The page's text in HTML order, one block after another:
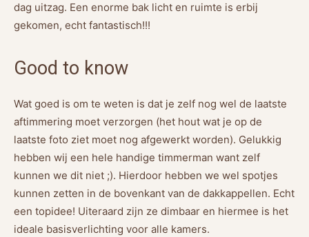
dag uitzag. Een enorme bak licht en ruimte is erbij
gekomen, echt fantastisch!!!
Good to know
Wat goed is om te weten is dat je zelf nog wel de laatste
aftimmering moet verzorgen (het hout wat je op de
laatste foto ziet moet nog afgewerkt worden). Gelukkig
hebben wij een hele handige timmerman want zelf
kunnen we dit niet ;). Hierdoor hebben we wel spotjes
kunnen zetten in de bovenkant van de dakkappellen. Echt
een topidee! Uiteraard zijn ze dimbaar en hiermee is het
ideale basisverlichting voor alle kamers.